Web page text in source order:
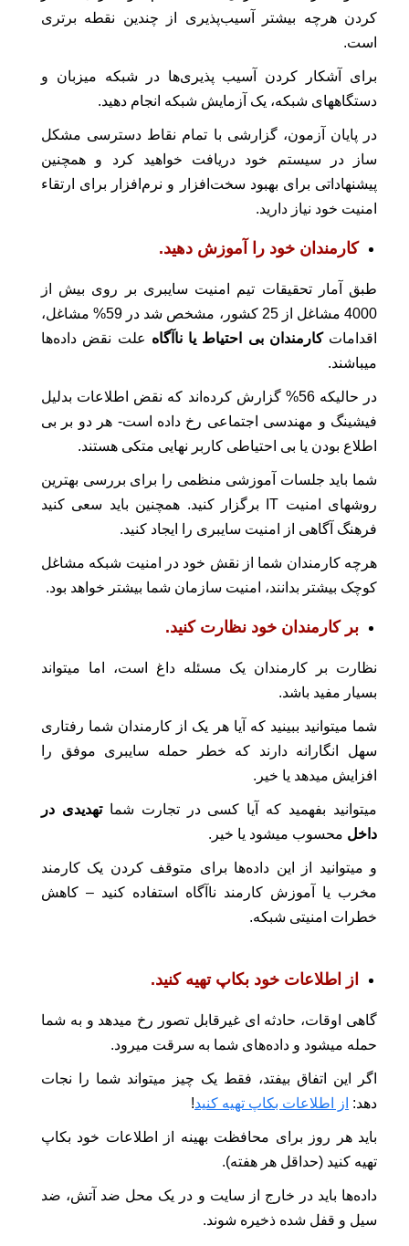
کردن هرچه بیشتر آسیب‌پذیری از چندین نقطه برتری
است.
برای آشکار کردن آسیب پذیری‌ها در شبکه میزبان و
دستگاههای شبکه، یک آزمایش شبکه انجام دهید.
در پایان آزمون، گزارشی با تمام نقاط دسترسی مشکل
ساز در سیستم خود دریافت خواهید کرد و همچنین
پیشنهاداتی برای بهبود سخت‌افزار و نرم‌افزار برای ارتقاء
امنیت خود نیاز دارید.
کارمندان خود را آموزش دهید.
طبق آمار تحقیقات تیم امنیت سایبری بر روی بیش از
4000 مشاغل از 25 کشور، مشخص شد در 59% مشاغل،
اقدامات کارمندان بی احتیاط یا ناآگاه علت نقض داده‌ها
میباشند.
در حالیکه 56% گزارش کرده‌اند که نقض اطلاعات بدلیل
فیشینگ و مهندسی اجتماعی رخ داده است- هر دو بر بی
اطلاع بودن یا بی احتیاطی کاربر نهایی متکی هستند.
شما باید جلسات آموزشی منظمی را برای بررسی بهترین
روشهای امنیت IT برگزار کنید. همچنین باید سعی کنید
فرهنگ آگاهی از امنیت سایبری را ایجاد کنید.
هرچه کارمندان شما از نقش خود در امنیت شبکه مشاغل
کوچک بیشتر بدانند، امنیت سازمان شما بیشتر خواهد بود.
بر کارمندان خود نظارت کنید.
نظارت بر کارمندان یک مسئله داغ است، اما میتواند
بسیار مفید باشد.
شما میتوانید ببینید که آیا هر یک از کارمندان شما رفتاری
سهل انگارانه دارند که خطر حمله سایبری موفق را
افزایش میدهد یا خیر.
میتوانید بفهمید که آیا کسی در تجارت شماتهدیدی در
داخل محسوب میشود یا خیر.
و میتوانید از این داده‌ها برای متوقف کردن یک کارمند
مخرب یا آموزش کارمند ناآگاه استفاده کنید – کاهش
خطرات امنیتی شبکه.
از اطلاعات خود بکاپ تهیه کنید.
گاهی اوقات، حادثه ای غیرقابل تصور رخ میدهد و به شما
حمله میشود و داده‌های شما به سرقت میرود.
اگر این اتفاق بیفتد، فقط یک چیز میتواند شما را نجات
دهد: از اطلاعات بکاپ تهیه کنید!
باید هر روز برای محافظت بهینه از اطلاعات خود بکاپ
تهیه کنید (حداقل هر هفته).
داده‌ها باید در خارج از سایت و در یک محل ضد آتش، ضد
سیل و قفل شده ذخیره شوند.